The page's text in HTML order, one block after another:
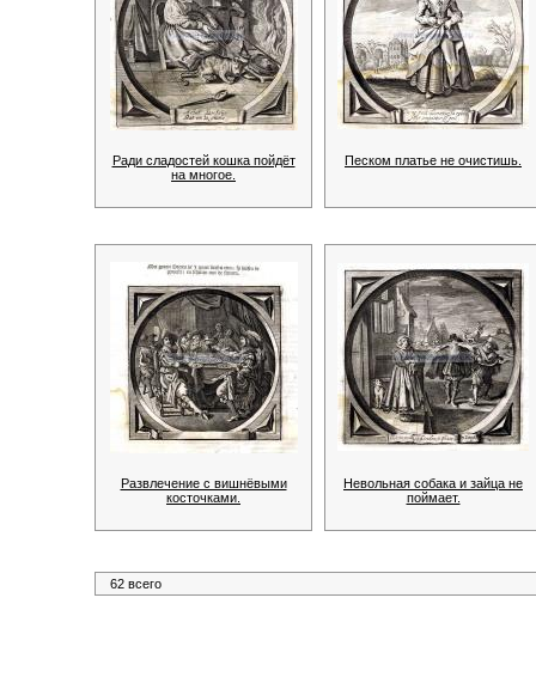
Ради сладостей кошка пойдёт
на многое.
Песком платье не очистишь.
Развлечение с вишнёвыми
косточками.
Невольная собака и зайца не
поймает.
62 всего